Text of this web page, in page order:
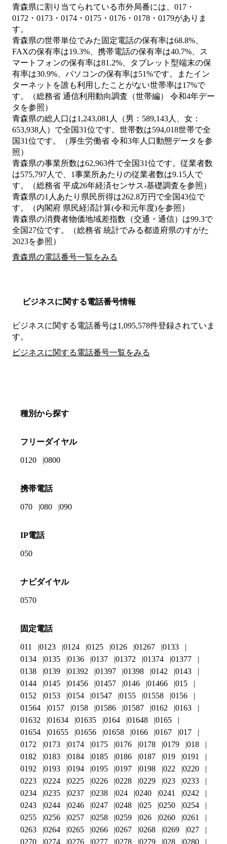
青森県に割り当てられている市外局番には、017・
0172・0173・0174・0175・0176・0178・0179がありま
す。
青森県の世帯単位でみた固定電話の保有率は68.8%、
FAXの保有率は19.3%、携帯電話の保有率は40.7%、ス
マートフォンの保有率は81.2%、タブレット型端末の保
有率は30.9%、パソコンの保有率は51%です。またイン
ターネットを誰も利用したことがない世帯率は17%で
す。（総務省 通信利用動向調査（世帯編） 令和4年デー
タを参照）
青森県の総人口は1,243,081人（男：589,143人、女：
653,938人）で全国31位です。世帯数は594,018世帯で全
国31位です。（厚生労働省 令和3年人口動態データを参
照）
青森県の事業所数は62,963件で全国31位です。従業者数
は575,797人で、1事業所あたりの従業者数は9.15人で
す。（総務省 平成26年経済センサス‐基礎調査を参照）
青森県の1人あたり県民所得は262.8万円で全国43位で
す。（内閣府 県民経済計算(令和元年度)を参照）
青森県の消費者物価地域差指数（交通・通信）は99.3で
全国27位です。（総務省 統計でみる都道府県のすがた
2023を参照）
青森県の電話番号一覧をみる
ビジネスに関する電話番号情報
ビジネスに関する電話番号は1,095,578件登録されていま
す。
ビジネスに関する電話番号一覧をみる
種別から探す
フリーダイヤル
0120 0800
携帯電話
070 080 090
IP電話
050
ナビダイヤル
0570
固定電話
011 0123 0124 0125 0126 01267
0133
0134
0135 0136 0137 01372 01374
01377
0138
0139 01392 01397 01398 0142
0143
0144
0145 01456 01457 0146 01466
015
0152
0153 0154 01547 0155 01558
0156
01564
0157 0158 01586 01587 0162
0163
01632
01634 01635 0164 01648
0165
01654
01655 01656 01658 0166 0167
017
0172
0173 0174 0175 0176 0178 0179
018
0182
0183 0184 0185 0186 0187 019
0191
0192
0193 0194 0195 0197 0198 022
0220
0223
0224 0225 0226 0228 0229 023
0233
0234
0235 0237 0238 024 0240 0241
0242
0243
0244 0246 0247 0248 025 0250
0254
0255
0256 0257 0258 0259 026 0260
0261
0263
0264 0265 0266 0267 0268 0269
027
0270
0274 0276 0277 0278 0279 028 0280